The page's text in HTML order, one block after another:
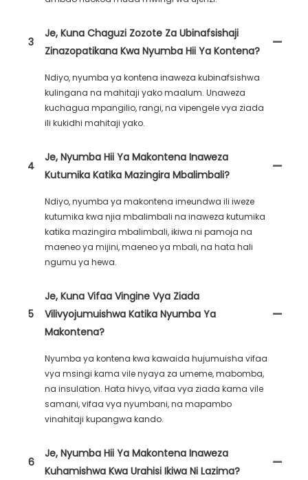
3
Je, Kuna Chaguzi Zozote Za Ubinafsishaji
Zinazopatikana Kwa Nyumba Hii Ya Kontena?
Ndiyo, nyumba ya kontena inaweza kubinafsishwa
kulingana na mahitaji yako maalum. Unaweza
kuchagua mpangilio, rangi, na vipengele vya ziada
ili kukidhi mahitaji yako.
4
Je, Nyumba Hii Ya Makontena Inaweza
Kutumika Katika Mazingira Mbalimbali?
Ndiyo, nyumba ya makontena imeundwa ili iweze
kutumika kwa njia mbalimbali na inaweza kutumika
katika mazingira mbalimbali, ikiwa ni pamoja na
maeneo ya mijini, maeneo ya mbali, na hata hali
ngumu ya hewa.
5
Je, Kuna Vifaa Vingine Vya Ziada
Vilivyojumuishwa Katika Nyumba Ya
Makontena?
Nyumba ya kontena kwa kawaida hujumuisha vifaa
vya msingi kama vile nyaya za umeme, mabomba,
na insulation. Hata hivyo, vifaa vya ziada kama vile
samani, vifaa vya nyumbani, na mapambo
vinahitaji kupangwa kando.
6
Je, Nyumba Hii Ya Makontena Inaweza
Kuhamishwa Kwa Urahisi Ikiwa Ni Lazima?